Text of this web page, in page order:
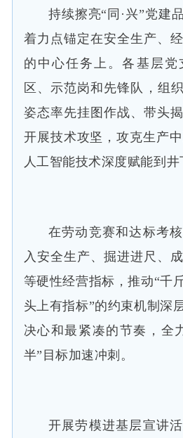
持续擦亮“同·兴”党建
着力点锚定在安全生产、
的中心任务上。各基层
区、示范岗和先锋队，组
姿态率先挂图作战、带头
开展技术攻坚，攻克生产
人工智能技术深度赋能到井
在劳动竞赛和达标考
入安全生产、掘进进尺、
等硬性经营指标，推动“千
头上有指标”的约束机制深
决心和最紧凑的节奏，全
半”目标加速冲刺。
开展劳模进基层宣讲